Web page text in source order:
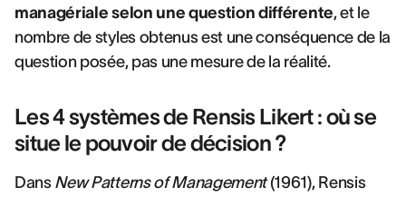
managériale selon une question différente, et le
nombre de styles obtenus est une conséquence de la
question posée, pas une mesure de la réalité.
Les 4 systèmes de Rensis Likert : où se
situe le pouvoir de décision ?
Dans New Patterns of Management(1961), Rensis